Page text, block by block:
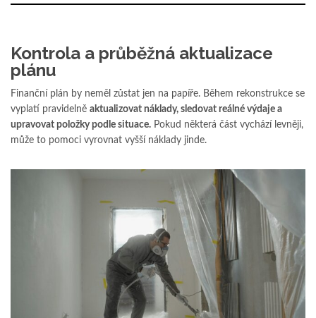
Kontrola a průběžná aktualizace
plánu
Finanční plán by neměl zůstat jen na papíře. Během rekonstrukce se
vyplatí pravidelně aktualizovat náklady, sledovat reálné výdaje a
upravovat položky podle situace. Pokud některá část vychází levněji,
může to pomoci vyrovnat vyšší náklady jinde.